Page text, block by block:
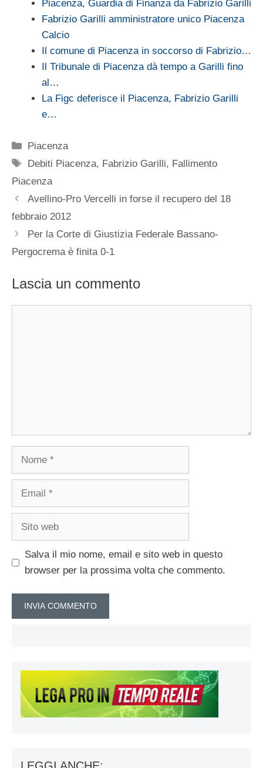
Piacenza, Guardia di Finanza da Fabrizio Garilli
Fabrizio Garilli amministratore unico Piacenza
Calcio
Il comune di Piacenza in soccorso di Fabrizio…
Il Tribunale di Piacenza dà tempo a Garilli fino
al…
La Figc deferisce il Piacenza, Fabrizio Garilli
e…
Categorie
Piacenza
Tag
Debiti Piacenza, Fabrizio Garilli, Fallimento
Piacenza
Avellino-Pro Vercelli in forse il recupero del 18
febbraio 2012
Per la Corte di Giustizia Federale Bassano-
Pergocrema è finita 0-1
Lascia un commento
Nome
Email
Sito
Salva il mio nome, email e sito web in questo
browser per la prossima volta che commento.